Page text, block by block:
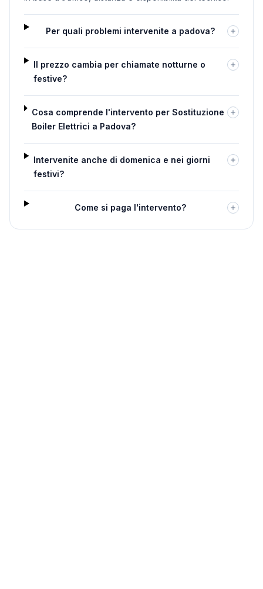
Per quali problemi intervenite a padova?
Il prezzo cambia per chiamate notturne o
festive?
Cosa comprende l'intervento per Sostituzione
Boiler Elettrici a Padova?
Intervenite anche di domenica e nei giorni
festivi?
Come si paga l'intervento?